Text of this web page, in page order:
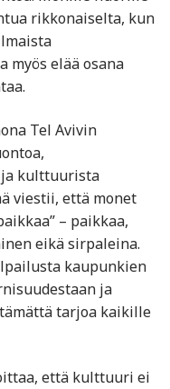
rikkonaiselta, kun
elää osana
Tel Avivin
ja kulttuurista
viestii, että monet
– paikkaa,
eikä sirpaleina.
kaupunkien
ja
tarjoa kaikille
että kulttuuri ei